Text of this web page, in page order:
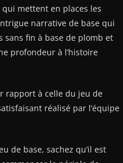
mettent en places les
narrative de base qui
fin à base de plomb et
profondeur à l’histoire
rapport à celle du jeu de
réalisé par l’équipe
de base, sachez qu’il est